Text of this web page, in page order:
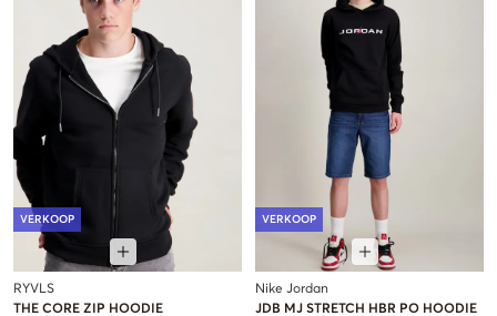
VERKOOP
RYVLS
THE CORE ZIP HOODIE
VERKOOP
Nike Jordan
JDB MJ STRETCH HBR PO HOODIE